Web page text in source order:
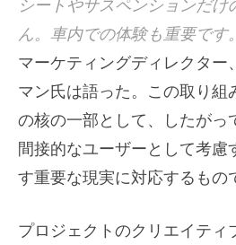
ん。車内での体験も重要です
マーケティングディレクター
マン氏は語った。この取り組
の核の一部として、したがっ
間接的なユーザーとして考慮
す重要な現実に対応するもの
プロジェクトのクリエイティ